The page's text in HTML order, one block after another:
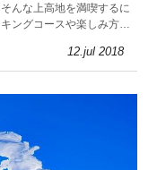
んな上高地を満喫するに
ングコースや楽しみ方を
12.jul 2018